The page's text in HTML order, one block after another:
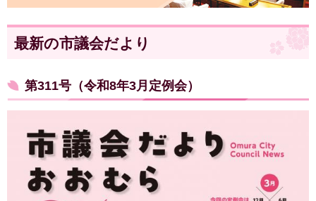
最新の市議会だより
第311号（令和8年3月定例会）